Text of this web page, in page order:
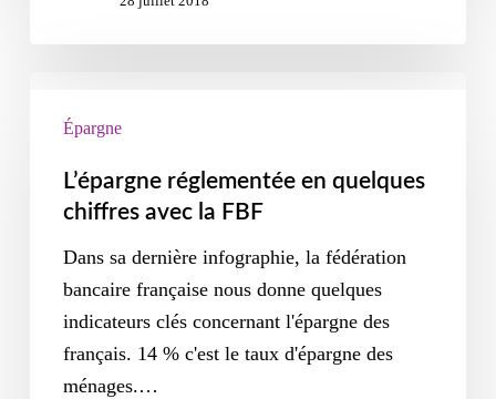
Épargne
L’épargne réglementée en quelques
chiffres avec la FBF
Dans sa dernière infographie, la fédération
bancaire française nous donne quelques
indicateurs clés concernant l'épargne des
français. 14 % c'est le taux d'épargne des
ménages.…